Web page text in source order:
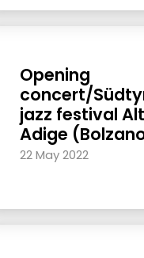
Opening
concert/
jazz festival
Adige
22 May 2022